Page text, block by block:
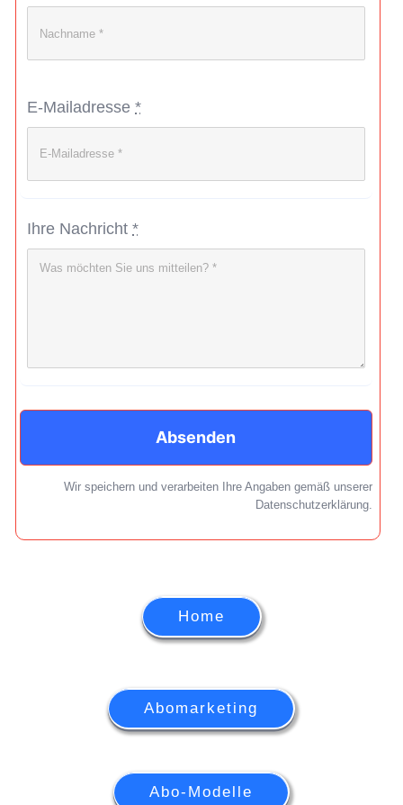
E-Mailadresse*
Ihre Nachricht*
Absenden
Wir speichern und verarbeiten Ihre Angaben gemäß unserer
Datenschutzerklärung.
Home
Abomarketing
Abo-Modelle